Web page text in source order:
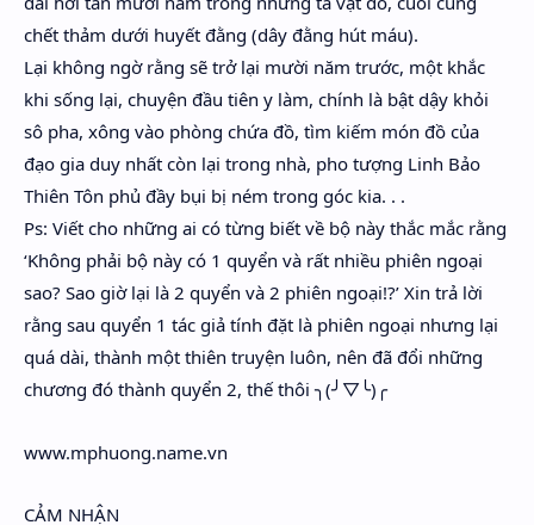
chết thảm dưới huyết đằng (dây đằng hút máu).
Lại không ngờ rằng sẽ trở lại mười năm trước, một khắc
khi sống lại, chuyện đầu tiên y làm, chính là bật dậy khỏi
sô pha, xông vào phòng chứa đồ, tìm kiếm món đồ của
đạo gia duy nhất còn lại trong nhà, pho tượng Linh Bảo
Thiên Tôn phủ đầy bụi bị ném trong góc kia. . .
Ps: Viết cho những ai có từng biết về bộ này thắc mắc rằng
‘Không phải bộ này có 1 quyển và rất nhiều phiên ngoại
sao? Sao giờ lại là 2 quyển và 2 phiên ngoại!?’ Xin trả lời
rằng sau quyển 1 tác giả tính đặt là phiên ngoại nhưng lại
quá dài, thành một thiên truyện luôn, nên đã đổi những
chương đó thành quyển 2, thế thôi ╮(╯▽╰)╭
www.mphuong.name.vn
CẢM NHẬN